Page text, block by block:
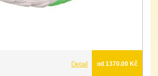
Detail od 1370.00 Kč